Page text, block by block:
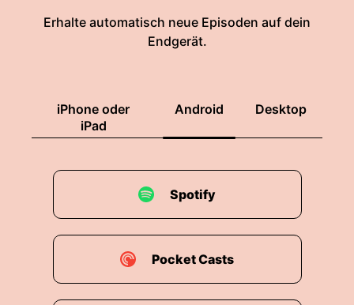
Erhalte automatisch neue Episoden auf dein
Endgerät.
iPhone oder
iPad
Android Desktop
Spotify
Pocket Casts